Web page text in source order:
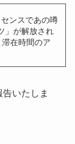
ンスであの噂
」が解放され
在時間のア
いたしま